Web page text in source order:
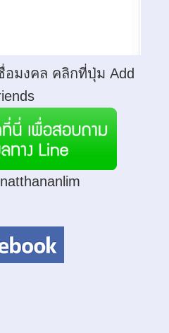
มงคล คลิกที่ปุ่ม Add
natthananlim